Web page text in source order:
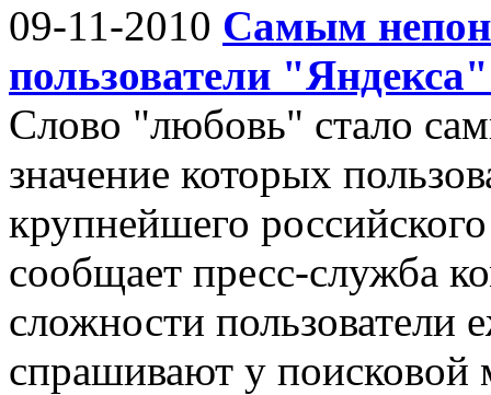
09-11-2010 Самым
пользователи
Слово "любовь" стало
значение которых
крупнейшего
сообщает пресс-служба
сложности пользователи
спрашивают у